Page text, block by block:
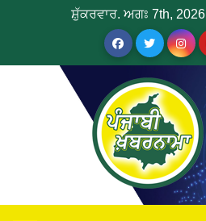
ਸ਼ੁੱਕਰਵਾਰ. ਅਗਃ 7th, 2026